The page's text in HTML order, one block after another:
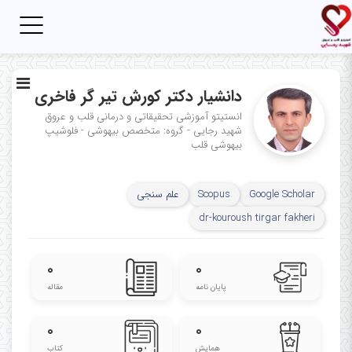
دانشیار دکتر کورش تیر گر فاخری
انستیتو آموزشی تحقیقاتی و درمانی قلب و عروق
شهید رجایی - گروه: متخصص بیهوشی - فلوشیپ
بیهوشی قلب
Google Scholar
Scopus
علم سنجی
dr-kouroush tirgar fakheri
۰
پایان نامه
۰
مقاله
۰
همایش
۰
کتاب